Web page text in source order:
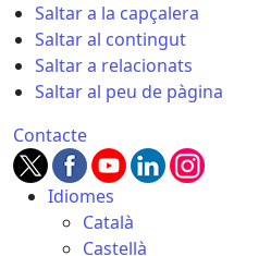
Saltar a la capçalera
Saltar al contingut
Saltar a relacionats
Saltar al peu de pàgina
Contacte
Idiomes
Català
Castellà